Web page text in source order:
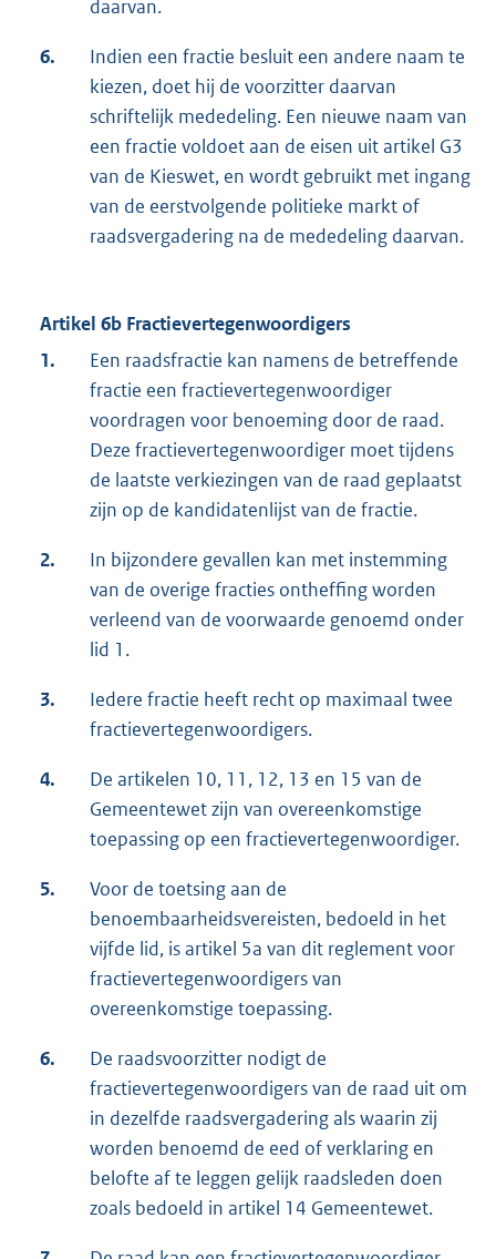
daarvan.
6.
Indien een fractie besluit een andere naam te
kiezen, doet hij de voorzitter daarvan
schriftelijk mededeling. Een nieuwe naam van
een fractie voldoet aan de eisen uit artikel G3
van de Kieswet, en wordt gebruikt met ingang
van de eerstvolgende politieke markt of
raadsvergadering na de mededeling daarvan.
Artikel 6b Fractievertegenwoordigers
1.
Een raadsfractie kan namens de betreffende
fractie een fractievertegenwoordiger
voordragen voor benoeming door de raad.
Deze fractievertegenwoordiger moet tijdens
de laatste verkiezingen van de raad geplaatst
zijn op de kandidatenlijst van de fractie.
2.
In bijzondere gevallen kan met instemming
van de overige fracties ontheffing worden
verleend van de voorwaarde genoemd onder
lid 1.
3.
Iedere fractie heeft recht op maximaal twee
fractievertegenwoordigers.
4.
De artikelen 10, 11, 12, 13 en 15 van de
Gemeentewet zijn van overeenkomstige
toepassing op een fractievertegenwoordiger.
5.
Voor de toetsing aan de
benoembaarheidsvereisten, bedoeld in het
vijfde lid, is artikel 5a van dit reglement voor
fractievertegenwoordigers van
overeenkomstige toepassing.
6.
De raadsvoorzitter nodigt de
fractievertegenwoordigers van de raad uit om
in dezelfde raadsvergadering als waarin zij
worden benoemd de eed of verklaring en
belofte af te leggen gelijk raadsleden doen
zoals bedoeld in artikel 14 Gemeentewet.